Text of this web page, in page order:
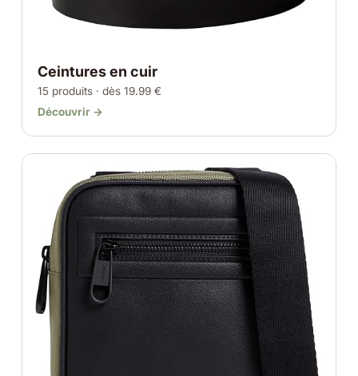
Ceintures en cuir
15 produits · dès 19.99 €
Découvrir →